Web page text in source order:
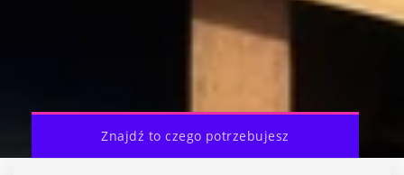
Znajdź to czego potrzebujesz